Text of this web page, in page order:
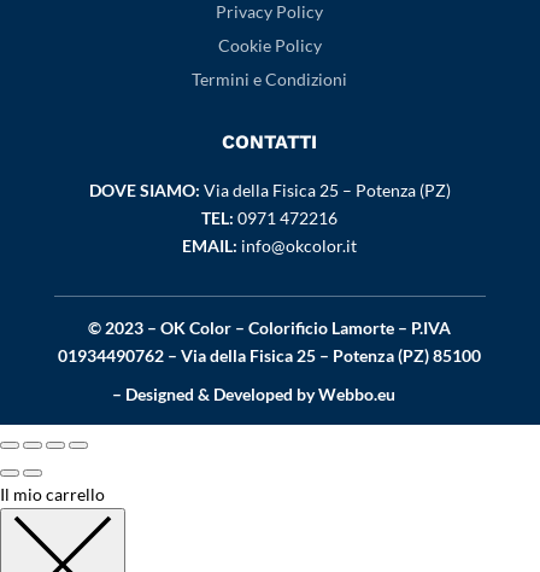
Privacy Policy
Cookie Policy
Termini e Condizioni
CONTATTI
DOVE SIAMO: Via della Fisica 25 – Potenza (PZ)
TEL: 0971 472216
EMAIL: info@okcolor.it
© 2023 – OK Color – Colorificio Lamorte – P.IVA
01934490762 – Via della Fisica 25 – Potenza (PZ) 85100
– Designed & Developed byWebbo.eu
Il mio carrello